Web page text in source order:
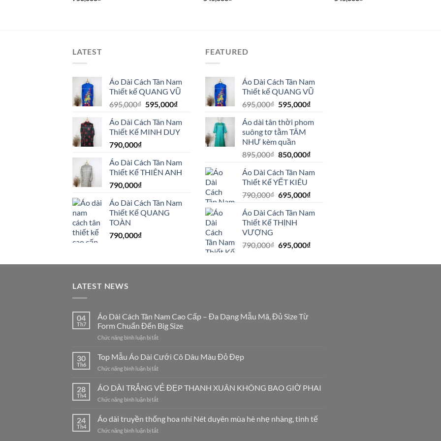
LATEST
Áo Dài Cách Tân Nam
Thiết kế QUANG VŨ
695,000₫ Giá
là:
695,000₫.
595,000₫Giá
tại
là:
595,000₫.
Áo Dài Cách Tân Nam
Thiết Kế MINH DUY
790,000₫
Áo Dài Cách Tân Nam
Thiết Kế THIÊN ANH
790,000₫
Áo Dài Cách Tân Nam
Thiết Kế QUANG
TOÀN
790,000₫
FEATURED
Áo Dài Cách Tân Nam
Thiết kế QUANG VŨ
695,000₫ Giá
là:
695,000₫.
595,000₫Giá
tại
Áo dài tân thời phom
suông tơ tằm TÂM
NHƯ kèm quần
895,000₫ Giá
là:
895,000₫.
850,000₫Giá
tại
850,000₫.
Áo Dài Cách Tân Nam
Thiết Kế YẾT KIÊU
790,000₫ Giá
là:
790,000₫.
695,000₫Giá
tại
Áo Dài Cách Tân Nam
Thiết Kế THỊNH
VƯỢNG
790,000₫ Giá
là:
695,000₫Giá
tại
LATEST NEWS
04
Th7
Áo Dài Cách Tân Nam Cao Cấp – Đa Dạng Mẫu Mã, Đủ Size Từ
Form Chuẩn Đến Big Size
Chức năng bình luận bị tắtở
Dài
Cách
Tân
Cao
–
Dạng
Mẫu
30
Th6
Top Mẫu Áo Dài Cưới Cô Dâu Màu Đỏ Đẹp
Chức năng bình luận bị tắtở
Mẫu
Áo
Dài
Cô
Màu
28
Th4
ÁO DÀI TRẮNG VẺ ĐẸP THANH XUÂN KHÔNG BAO GIỜ PHAI
Chức năng bình luận bị tắtở
TRẮNG
VẺ
24
Th4
Áo dài truyền thống hoa nhí Nét duyên mùa hè nhẹ nhàng, tinh tế
Chức năng bình luận bị tắtở